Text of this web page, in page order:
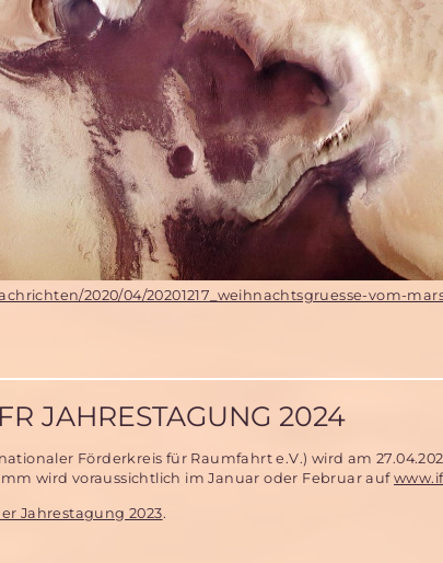
2020/04/20201217_weihnachtsgruesse-vom-
JAHRESTAGUNG 2024
Förderkreis für Raumfahrt e.V.) wird am
wird voraussichtlich im Januar oder Februar auf
Jahrestagung 2023.